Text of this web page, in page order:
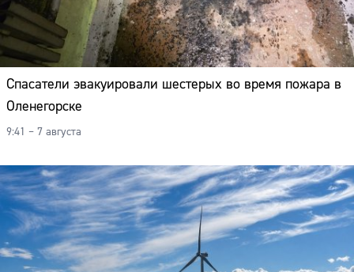
Спасатели эвакуировали шестерых во время пожара в
Оленегорске
9:41 – 7 августа